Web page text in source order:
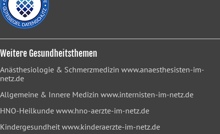
Weitere Gesundheitsthemen
Anästhesiologie & Schmerzmedizin www.anaesthesisten-im-
netz.de
Allgemeine & Innere Medizin www.internisten-im-netz.de
HNO-Heilkunde www.hno-aerzte-im-netz.de
Kindergesundheit www.kinderaerzte-im-netz.de